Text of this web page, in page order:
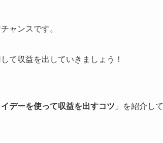
ャンスです。
て収益を出していきましょう！
デーを使って収益を出すコツ 」を紹介して